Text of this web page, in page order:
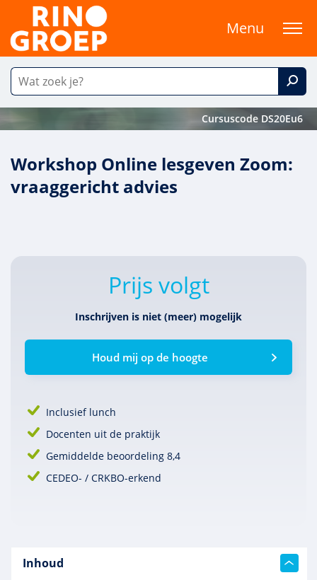
Menu
Cursuscode DS20Eu6
Workshop Online lesgeven Zoom:
vraaggericht advies
Prijs volgt
Inschrijven is niet (meer) mogelijk
Houd mij op de hoogte
Inclusief lunch
Docenten uit de praktijk
Gemiddelde beoordeling 8,4
CEDEO- / CRKBO-erkend
Inhoud